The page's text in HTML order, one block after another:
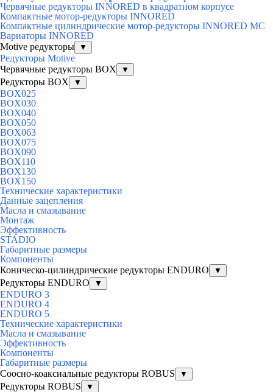
Червячные редукторы INNORED в квадратном корпусе
Компактные мотор-редукторы INNORED
Компактные цилиндрические мотор-редукторы INNORED MC
Вариаторы INNORED
Motive редукторы
▼
Редукторы Motive
Червячные редукторы BOX
▼
Редукторы BOX ▼
BOX025
BOX030
BOX040
BOX050
BOX063
BOX075
BOX090
BOX110
BOX130
BOX150
Технические характеристики
Данные зацепления
Масла и смазывание
Монтаж
Эффективность
STADIO
Габаритные размеры
Компоненты
Коническо-цилиндрические редукторы ENDURO
▼
Редукторы ENDURO ▼
ENDURO 3
ENDURO 4
ENDURO 5
Технические характеристики
Масла и смазывание
Эффективность
Компоненты
Габаритные размеры
Соосно-коаксиальные редукторы ROBUS
▼
Редукторы ROBUS ▼